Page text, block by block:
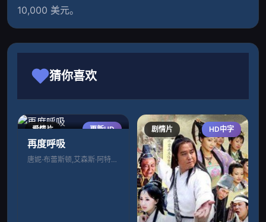
10,000 美元。
猜你喜欢
爱情片 更新HD
再度呼吸
唐妮·布蕾斯顿,艾森斯·阿特金斯,克里·
剧情片 HD中字